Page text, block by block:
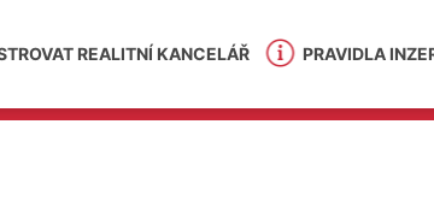
REALITNÍ KANCELÁŘ PRAVIDLA